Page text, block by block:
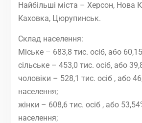
Найбільші міста – Херсон, Нова
Каховка, Цюрупинськ.
Склад населення:
Міське – 683,8 тис. осіб, або
сільське – 453,0 тис. осіб, або
чоловіки – 528,1 тис. осіб , або
населення;
жінки – 608,6 тис. осіб , або
населення;